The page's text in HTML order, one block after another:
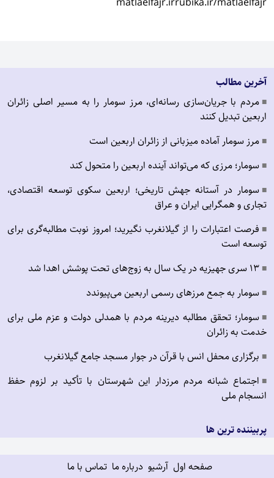
آخرین مطالب
■ مردم با جریان‌سازی رسانه‌ای، مرز سومار را به مسیر اصلی زائران
اربعین تبدیل کنند
■ مرز سومار آماده میزبانی از زائران اربعین است
■ سومار؛ مرزی که می‌تواند آینده اربعین را متحول کند
■ سومار در آستانه جهش تاریخی؛ اربعین سکوی توسعه اقتصادی،
تجاری و همگرایی ایران و عراق
■ فرصت اعتبارات را از گیلانغرب نگیرید؛ امروز نوبت مطالبه‌گری برای
توسعه است
■ ۱۳ سری جهیزیه در یک سال به زوج‌های تحت پوشش اهدا شد
■ سومار به جمع مرزهای رسمی اربعین می‌پیوندد
■ سومار؛ تحقق مطالبه دیرینه مردم با همدلی دولت و عزم ملی برای
خدمت به زائران
■ برگزاری محفل انس با قرآن در جوار مسجد جامع گیلانغرب
■ اجتماع شبانه مردم مرزدار این شهرستان با تأکید بر لزوم حفظ
انسجام ملی
پربیننده ترین ها
صفحه اول آرشیو درباره ما تماس با ما